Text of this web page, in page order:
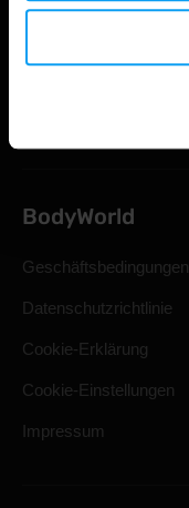
BodyWorld
Geschäftsbedingungen
Datenschutzrichtlinie
Cookie-Erklärung
Cookie-Einstellungen
Impressum